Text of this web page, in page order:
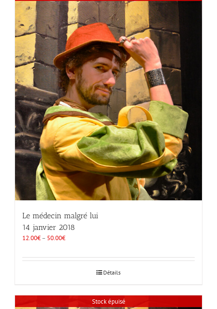
Le médecin malgré lui
14 janvier 2018
12.00€– 50.00€
Détails
Stock épuisé